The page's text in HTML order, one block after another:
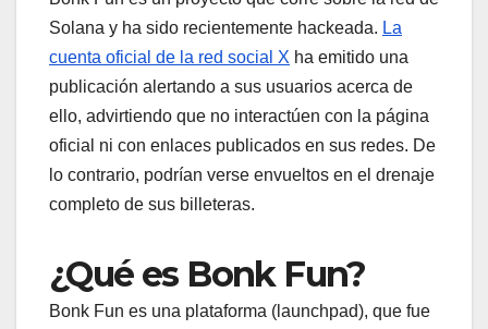
Solana y ha sido recientemente hackeada. La
cuenta oficial de la red social X ha emitido una
publicación alertando a sus usuarios acerca de
ello, advirtiendo que no interactúen con la página
oficial ni con enlaces publicados en sus redes. De
lo contrario, podrían verse envueltos en el drenaje
completo de sus billeteras.
¿Qué es Bonk Fun?
Bonk Fun es una plataforma (launchpad), que fue